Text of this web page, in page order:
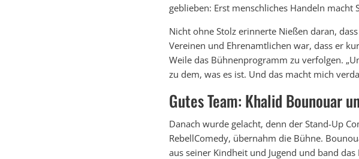
geblieben: Erst menschliches Handeln macht
Nicht ohne Stolz erinnerte Nießen daran,
Vereinen und Ehrenamtlichen war, dass er
Weile das Bühnenprogramm zu verfolgen.
zu dem, was es ist. Und das macht mich
Gutes Team: Khalid Bounouar
Danach wurde gelacht, denn der Stand-Up
RebellComedy, übernahm die Bühne.
aus seiner Kindheit und Jugend und band